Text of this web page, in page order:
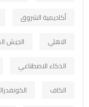
أكاديمية الشروق
الاهلي
الجيش
الذكاء الاصطناعي
الكاف